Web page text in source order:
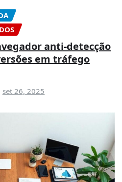
anti-detecção
em tráfego
set 26, 2025